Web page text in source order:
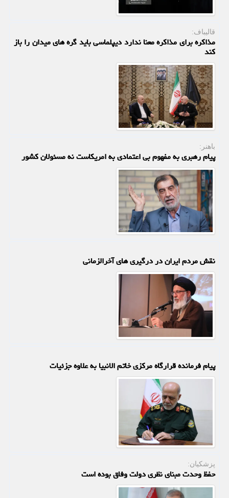
قالیباف:
مذاکره برای مذاکره معنا ندارد دیپلماسی باید گره های میدان را باز
کند
باهنر:
پیام رهبری به مفهوم بی اعتمادی به امریکاست نه مسئولان کشور
نقش مردم ایران در درگیری های آخرالزمانی
پیام فرمانده قرارگاه مرکزی خاتم الانبیا به علاوه جزئیات
پزشکیان:
حفظ وحدت مبنای نظری دولت وفاق بوده است